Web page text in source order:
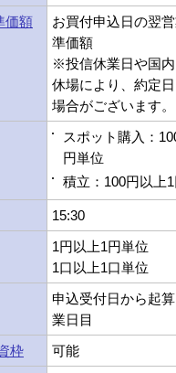
価額
お買付申込日の翌
準価額
※投信休業日や国
休場により、約定
場合がございます。
スポット購入：
円単位
積立：100円以上
15:30
1円以上1円単位
1口以上1口単位
申込受付日から起
業日目
枠
可能